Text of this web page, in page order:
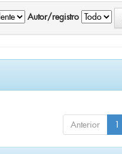
Autor/registro
Anterior 1